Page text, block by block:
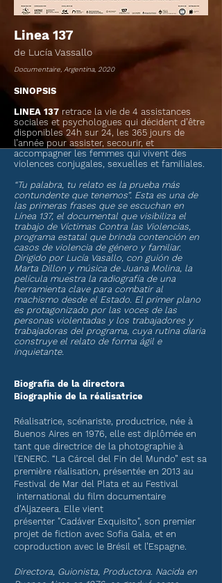
Linea 137
de Lucía Vassallo
Documentaire, Argentina, 2020
SINOPSIS
LINEA 137 retrace la vie de 4 assistances
sociales et psychologues qui décident d’être
disponibles 24h sur 24, les 365 jours de
l’année pour assister, secourir, et
accompagner les femmes qui vivent des
violences conjugales, sexuelles et familiales.
“Tu palabra, tu relato es la prueba más
contundente que tenemos”. Esta es una de
las primeras frases que se escuchan en
Línea 137, el documental que visibiliza el
trabajo de Víctimas Contra las Violencias,
programa estatal que brinda contención en
casos de violencia de género y familiar.
Dirigido por Lucía Vasallo, con guión de
Marta Dillon y música de Juana Molina, la
película muestra la radiografía de una
herramienta clave para combatir al
machismo desde el Estado. El primer plano
es protagonizado por las voces de las
personas violentadas y los trabajadores y
trabajadoras del programa, cuya rutina diaria
construye el relato de forma ágil e
inquietante.
Biografia de la directora
Biographie de la réalisatrice
Réalisatrice, scénariste, productrice, née à
Buenos Aires en 1976, elle est diplômée en
tant que directrice de la photographie à
l’ENERC. “La Cárcel del Fin del Mundo” est sa
première réalisation, présentée en 2013 au
Festival de Mar del Plata et au Festival
international du film documentaire
d’Aljazeera. Elle vient
présenter "Cadáver Exquisito", son premier
projet de fiction avec Sofia Gala, et en
coproduction avec le Brésil et l’Espagne.
Directora, Guionista, Productora. Nacida en